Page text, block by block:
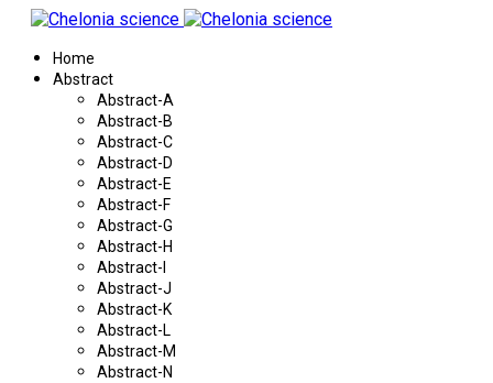
Home
Abstract
Abstract-A
Abstract-B
Abstract-C
Abstract-D
Abstract-E
Abstract-F
Abstract-G
Abstract-H
Abstract-I
Abstract-J
Abstract-K
Abstract-L
Abstract-M
Abstract-N